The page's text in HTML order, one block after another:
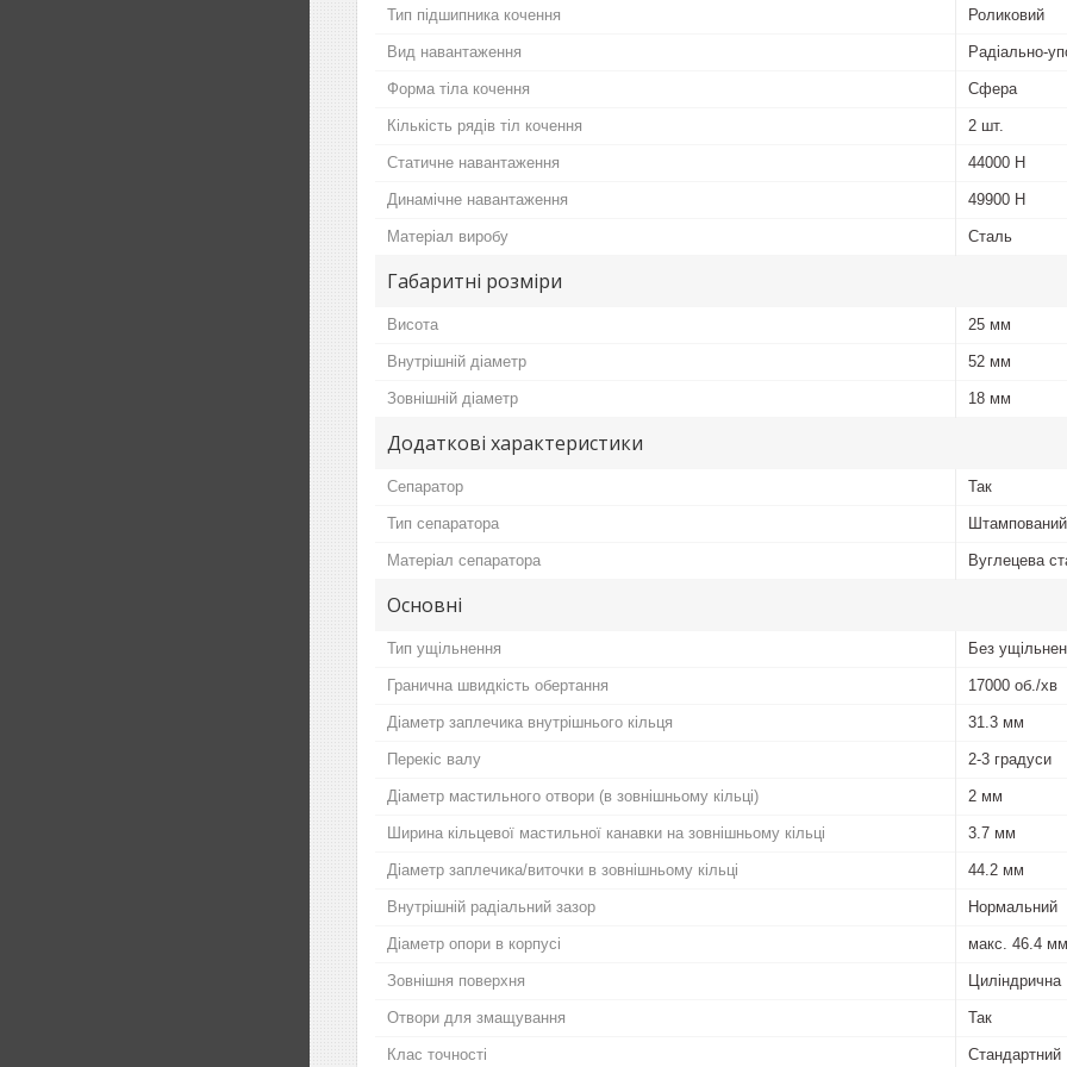
Тип підшипника кочення Роликовий
Вид навантаження Радіально-
Форма тіла кочення Сфера
Кількість рядів тіл кочення 2 шт.
Статичне навантаження 44000 Н
Динамічне навантаження 49900 Н
Матеріал виробу Сталь
Габаритні розміри
Висота 25 мм
Внутрішній діаметр 52 мм
Зовнішній діаметр 18 мм
Додаткові характеристики
Сепаратор Так
Тип сепаратора Штампований
Матеріал сепаратора Вуглецева
Основні
Тип ущільнення Без
Гранична швидкість обертання 17000 об./хв
Діаметр заплечика внутрішнього кільця 31.3 мм
Перекіс валу 2-3 градуси
Діаметр мастильного отвори (в зовнішньому кільці) 2 мм
Ширина кільцевої мастильної канавки на зовнішньому кільці 3.7 мм
Діаметр заплечика/виточки в зовнішньому кільці 44.2 мм
Внутрішній радіальний зазор Нормальний
Діаметр опори в корпусі макс. 46.4 мм
Зовнішня поверхня Циліндрична
Отвори для змащування Так
Клас точності Стандартний